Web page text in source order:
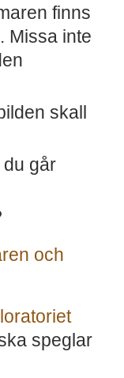
finns
Missa inte
skall
går
och
speglar